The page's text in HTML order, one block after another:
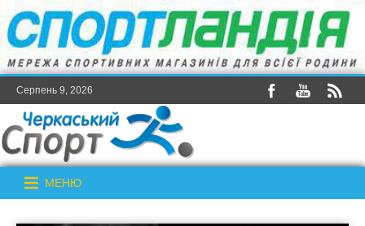
Серпень 9, 2026
МЕНЮ